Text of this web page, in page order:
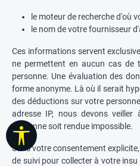
le moteur de recherche d'où
le nom de votre fournisseur
Ces informations servent
ne permettent en aucun cas de
personne. Une évaluation des
forme anonyme. Là où il serait
des déductions sur votre
adresse IP, nous devons
personne soit rendue impossible.
Sans votre consentement
de suivi pour collecter à votre
Afficher la barre d'outils